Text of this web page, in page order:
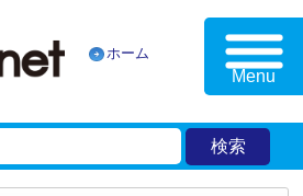
ホーム
Menu